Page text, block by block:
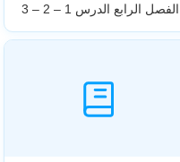
الفصل الرابع الدرس 1 – 2 – 3